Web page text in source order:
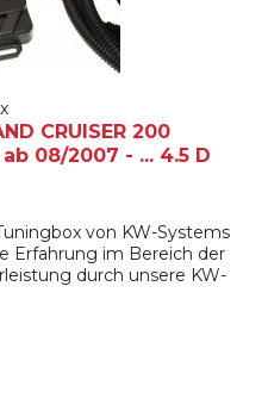
CRUISER 200
ab 08/2007 - ... 4.5 D
von KW-Systems
Erfahrung im Bereich der
durch unsere KW-